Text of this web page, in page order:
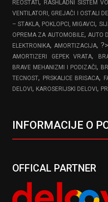
REOSTATI, RASHLADNI SISTEM
VENTILATORI, GREJAČI I OSTALI
– STAKLA, POKLOPCI, MIGAVCI,
OPREMA ZA AUTOMOBILE,AUTO
ELEKTRONIKA,AMORTIZACIJA, ?>
AMORTIZERI GEPEK VRATA,
BRAVE MEHANIZMI I PODIZAČI,
TECNOST, PRSKALICE BRISACA,
DELOVI, KAROSERIJSKI DELOVI,
INFORMACIJE O
OFFICAL PARTNER